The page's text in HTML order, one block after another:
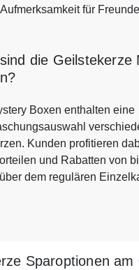
für
die Geilstekerze
Boxen enthalten eine
Kunden profitieren
und Rabatten von
dem regulären
Sparoptionen am